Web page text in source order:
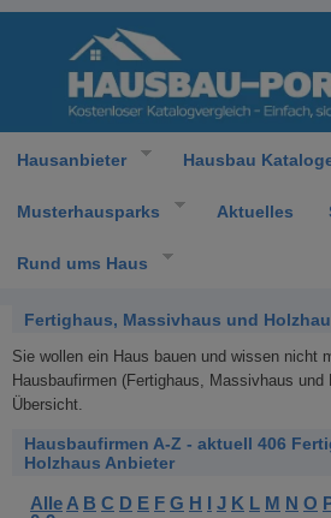
Hausanbieter Hausbau
Musterhausparks Aktuelles
Rund ums Haus
Fertighaus, Massivhaus und
Sie wollen ein Haus bauen und wissen nicht
Hausbaufirmen (Fertighaus, Massivhaus und
Übersicht.
Hausbaufirmen A-Z - aktuell 406
Holzhaus Anbieter
Alle A B C D E F G H I J K L M N O